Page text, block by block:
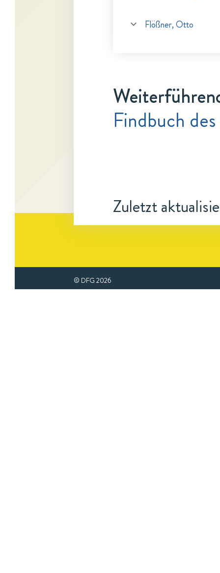
Flößner, Otto
Findbuch
Zuletzt
© DFG 2026